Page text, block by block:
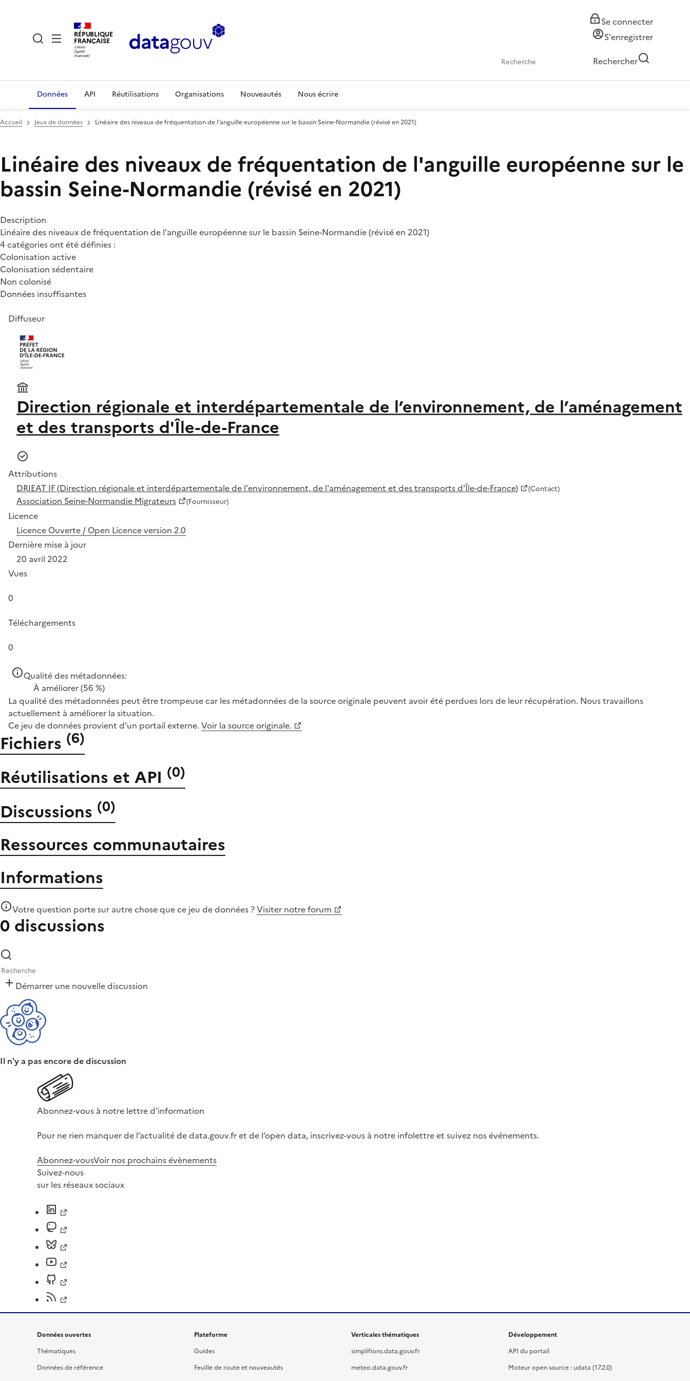
RÉPUBLIQUE
FRANÇAISE
Se connecter
S'enregistrer
Rechercher
Données API Réutilisations Organisations Nouveautés Nous écrire
Accueil Jeux de données Linéaire des niveaux de fréquentation de l'anguille européenne sur le bassin Seine-Normandie (révisé en 2021)
Linéaire des niveaux de fréquentation de l'anguille européenne sur le
bassin Seine-Normandie (révisé en 2021)
Description
Linéaire des niveaux de fréquentation de l'anguille européenne sur le bassin Seine-Normandie (révisé en 2021)
4 catégories ont été définies :
Colonisation active
Colonisation sédentaire
Non colonisé
Données insuffisantes
Diffuseur
Direction régionale et interdépartementale de l’environnement, de l’aménagement
et des transports d'Île-de-France
Attributions
DRIEAT IF (Direction régionale et interdépartementale de l'environnement, de l'aménagement et des transports d'Île-de-France)
(Contact)
Association Seine-Normandie Migrateurs (Fournisseur)
Licence
Licence Ouverte / Open Licence version 2.0
Dernière mise à jour
20 avril 2022
Vues
0
Téléchargements
0
Qualité des métadonnées:
À améliorer(56 %)
La qualité des métadonnées peut être trompeuse car les métadonnées de la source originale peuvent avoir été perdues lors de leur récupération. Nous travaillons
actuellement à améliorer la situation.
Ce jeu de données provient d'un portail externe. Voir la source originale.
Fichiers (6)
Réutilisations et API (0)
Discussions (0)
Ressources communautaires
Informations
Votre question porte sur autre chose quece jeu de données ?Visiter notre forum
0 discussions
Démarrer une nouvelle discussion
Il n'y a pas encore de discussion
Abonnez-vous à notre lettre d'information
Pour ne rien manquer de l’actualité de data.gouv.fr et de l’open data, inscrivez-vous à notre infolettre et suivez nos événements.
Abonnez-vousVoir nos prochains évènements
Suivez-nous
sur les réseaux sociaux
Données ouvertes
Thématiques
Données de référence
Plateforme
Guides
Feuille de route et nouveautés
Verticales thématiques
simplifions.data.gouv.fr
meteo.data.gouv.fr
Développement
API du portail
Moteur open source : udata (17.2.0)